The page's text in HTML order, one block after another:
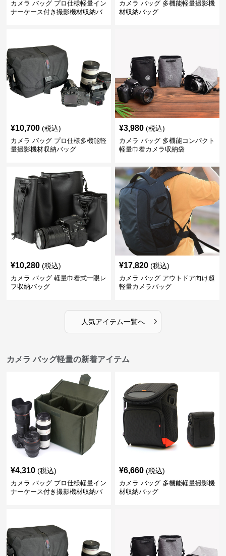
カメラ バッグ プロ仕様軽量イン
ナーケース付き撮影機材収納バ
カメラ バッグ 多機能軽量撮影機
材収納バッグ
¥10,700 (税込)
カメラ バッグ プロ仕様多機能軽
量撮影機材収納バッグ
¥3,980 (税込)
カメラ バッグ 多機能コンパクト
軽量巾着カメラ収納袋
¥10,280 (税込)
カメラ バッグ 軽量巾着式一眼レ
フ収納バッグ
¥17,820 (税込)
カメラ バッグ アウトドア向け超
軽量カメラバッグ
人気アイテム一覧へ ›
カメラ バッグ軽量の新着アイテム
¥4,310 (税込)
カメラ バッグ プロ仕様軽量イン
ナーケース付き撮影機材収納バ
¥6,660 (税込)
カメラ バッグ 多機能軽量撮影機
材収納バッグ